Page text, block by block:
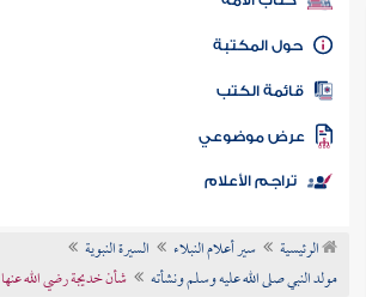
كتاب الأمة
المكتبة
الكتب
موضوعي
تراجم الأعلام
الرئيسية سير أعلام النبلاء
السيرة النبوية
مولد النبي صلى الله عليه وسلم ونشأته
شأن خديجة رضي الله عنها